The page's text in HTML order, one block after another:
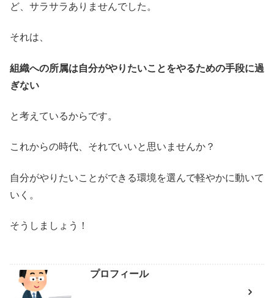
ど、サラサラありませんでした。
それは、
組織への所属は自分がやりたいことをやるための手段に過
ぎない
と考えているからです。
これからの時代、それでいいと思いませんか？
自分がやりたいことができる環境を選んで軽やかに動いて
いく。
そうしましょう！
プロフィール